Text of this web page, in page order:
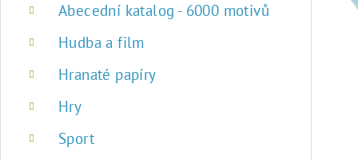
Abecední katalog - 6000 motivů
Hudba a film
Hranaté papíry
Hry
Sport